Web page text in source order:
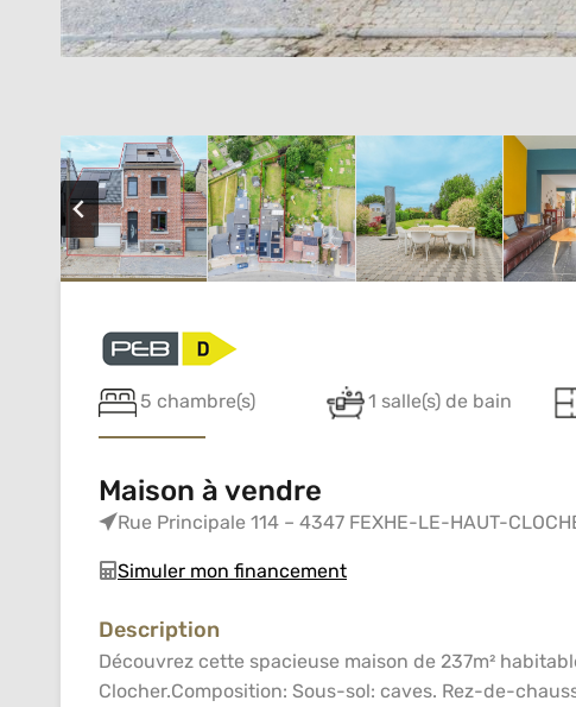
5 chambre(s) 1 salle(s) de bain
Maison à vendre
Rue Principale 114 – 4347 FEXHE-LE-HAUT-
Simuler mon financement
Description
Découvrez cette spacieuse maison de 237m²
Clocher.Composition: Sous-sol: caves. Rez-de-